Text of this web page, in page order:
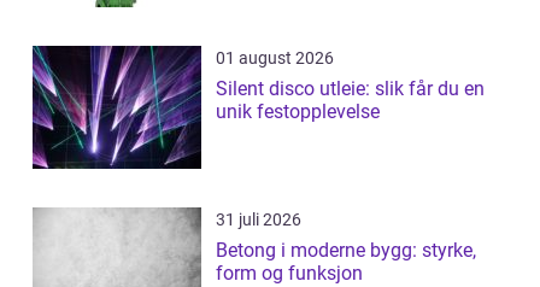
01 august 2026
Silent disco utleie: slik får du en
unik festopplevelse
31 juli 2026
Betong i moderne bygg: styrke,
form og funksjon